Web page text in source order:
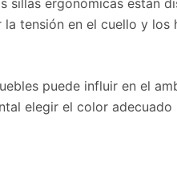
tensión en el cuello y
puede influir en el
elegir el color